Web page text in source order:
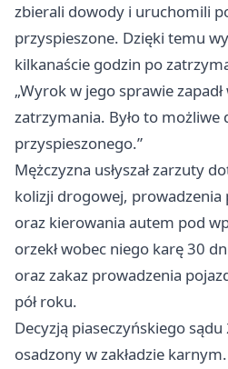
zbierali dowody i uruchomili
przyspieszone. Dzięki temu
kilkanaście godzin po
„Wyrok w jego sprawie
zatrzymania. Było to
przyspieszonego.”
Mężczyzna usłyszał zarzuty
kolizji drogowej, prowadzenia
oraz kierowania autem pod
orzekł wobec niego karę 30
oraz zakaz prowadzenia
pół roku.
Decyzją piaseczyńskiego sądu
osadzony w zakładzie